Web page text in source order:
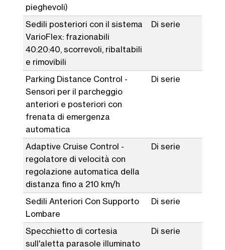
pieghevoli)
Sedili posteriori con il sistema
VarioFlex: frazionabili
40:20:40, scorrevoli, ribaltabili
e rimovibili
Di serie
Parking Distance Control -
Sensori per il parcheggio
anteriori e posteriori con
frenata di emergenza
automatica
Di serie
Adaptive Cruise Control -
regolatore di velocità con
regolazione automatica della
distanza fino a 210 km/h
Di serie
Sedili Anteriori Con Supporto
Lombare
Di serie
Specchietto di cortesia
sull'aletta parasole illuminato
Di serie